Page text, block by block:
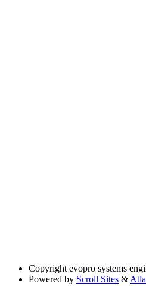
Copyright evopro systems
Powered by Scroll Sites &